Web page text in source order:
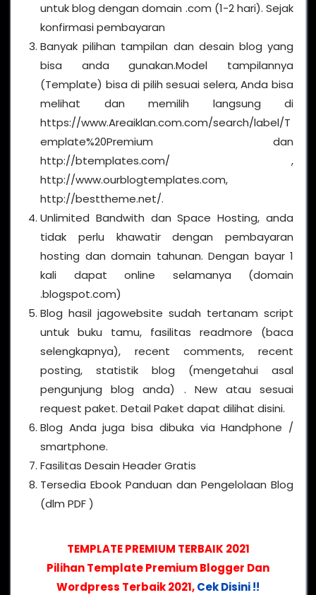
untuk blog dengan domain .com (1-2 hari). Sejak
konfirmasi pembayaran
Banyak pilihan tampilan dan desain blog yang
bisa anda gunakan.Model tampilannya
(Template) bisa di pilih sesuai selera, Anda bisa
melihat dan memilih langsung di
https://www.Areaiklan.com.com/search/label/T
emplate%20Premium dan
http://btemplates.com/ ,
http://www.ourblogtemplates.com,
http://besttheme.net/.
Unlimited Bandwith dan Space Hosting, anda
tidak perlu khawatir dengan pembayaran
hosting dan domain tahunan. Dengan bayar 1
kali dapat online selamanya (domain
.blogspot.com)
Blog hasil jagowebsite sudah tertanam script
untuk buku tamu, fasilitas readmore (baca
selengkapnya), recent comments, recent
posting, statistik blog (mengetahui asal
pengunjung blog anda) . New atau sesuai
request paket. Detail Paket dapat dilihat disini.
Blog Anda juga bisa dibuka via Handphone /
smartphone.
Fasilitas Desain Header Gratis
Tersedia Ebook Panduan dan Pengelolaan Blog
(dlm PDF )
TEMPLATE PREMIUM TERBAIK 2021
Pilihan Template Premium Blogger Dan
Wordpress Terbaik 2021,Cek Disini !!